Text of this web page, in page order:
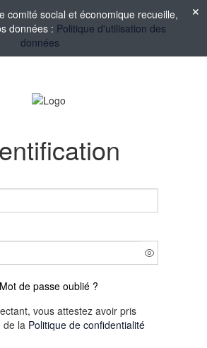
comité social et économique recueille,
données : Politique d'utilisation des
données
Mot de passe oublié ?
vous attestez avoir pris
de la Politique de confidentialité